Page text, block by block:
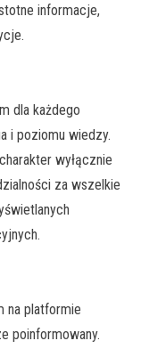
informacje,
dla każdego
i poziomu wiedzy.
wyłącznie
za wszelkie
na platformie
poinformowany.